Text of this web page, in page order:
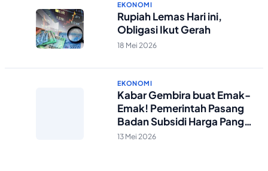
EKONOMI
Rupiah Lemas Hari ini,
Obligasi Ikut Gerah
18 Mei 2026
EKONOMI
Kabar Gembira buat Emak-
Emak! Pemerintah Pasang
Badan Subsidi Harga Pangan
Impor yang Kian Melejit!
13 Mei 2026